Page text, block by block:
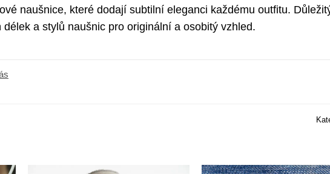
naušnice, které dodají subtilní eleganci každému outfitu.
a stylů naušnic pro originální a osobitý vzhled.